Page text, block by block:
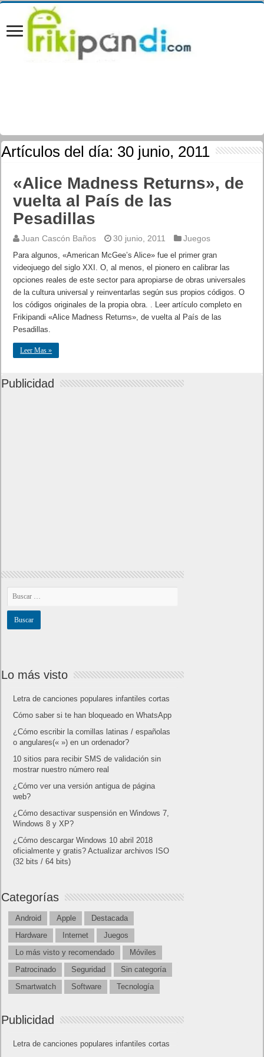
Artículos del día: 30 junio, 2011
«Alice Madness Returns», de
vuelta al País de las
Pesadillas
Juan Cascón Baños 30 junio, 2011 Juegos
Para algunos, «American McGee’s Alice» fue el primer gran
videojuego del siglo XXI. O, al menos, el pionero en calibrar las
opciones reales de este sector para apropiarse de obras universales
de la cultura universal y reinventarlas según sus propios códigos. O
los códigos originales de la propia obra. . Leer artículo completo en
Frikipandi «Alice Madness Returns», de vuelta al País de las
Pesadillas.
Leer Mas »
Publicidad
Lo más visto
Letra de canciones populares infantiles cortas
Cómo saber si te han bloqueado en WhatsApp
¿Cómo escribir la comillas latinas / españolas
o angulares(« ») en un ordenador?
10 sitios para recibir SMS de validación sin
mostrar nuestro número real
¿Cómo ver una versión antigua de página
web?
¿Cómo desactivar suspensión en Windows 7,
Windows 8 y XP?
¿Cómo descargar Windows 10 abril 2018
oficialmente y gratis? Actualizar archivos ISO
(32 bits / 64 bits)
Categorías
Android Apple
Destacada
Hardware
Internet
Juegos
Lo más visto y recomendado
Móviles
Patrocinado
Seguridad
Sin categoría
Smartwatch
Software Tecnología
Publicidad
Letra de canciones populares infantiles cortas